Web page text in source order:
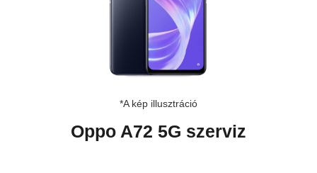
*A kép illusztráció
Oppo A72 5G szerviz